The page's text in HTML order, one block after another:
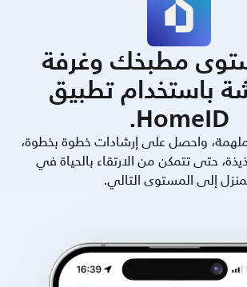
مطبخك وغرفة
باستخدام تطبيق
HomeID.
واحصل على إرشادات خطوة بخطوة،
حتى تتمكن من الارتقاء بالحياة في
إلى المستوى التالي.